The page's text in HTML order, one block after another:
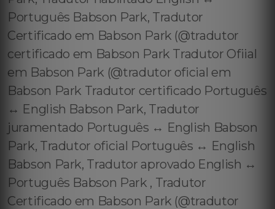
Português Babson Park, Tradutor
Certificado em Babson Park (@tradutor
certificado em Babson Park Tradutor Ofiial
em Babson Park (@tradutor oficial em
Babson Park Tradutor certificado Português
↔️ English Babson Park, Tradutor
juramentado Português ↔️ English Babson
Park, Tradutor oficial Português ↔️ English
Babson Park, Tradutor aprovado English ↔️
Português Babson Park , Tradutor
Certificado em Babson Park (@tradutor